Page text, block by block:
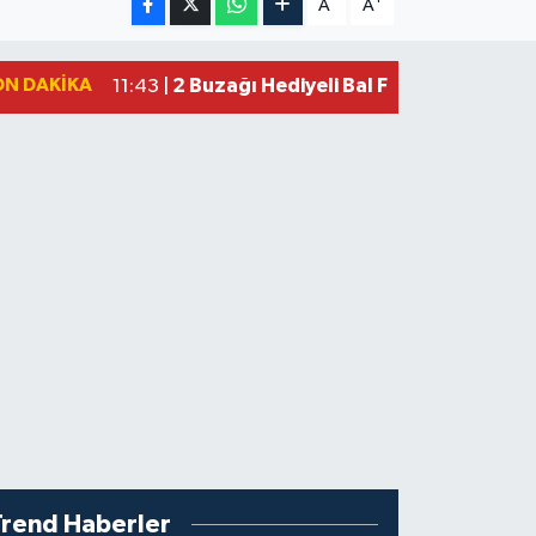
A A
DAKIKA 11:43 | 2 Buzağı Hediyeli Bal Festivalinde
Haberler